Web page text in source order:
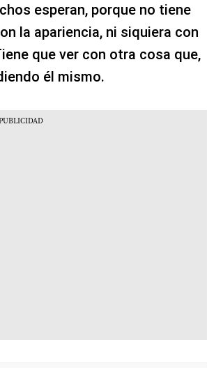
esperan, porque no tiene
la apariencia, ni siquiera con
que ver con otra cosa que,
él mismo.